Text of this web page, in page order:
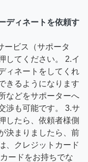
ディネートを依頼す
ービス（サポータ
してください。 2.イ
ィネートをしてくれ
きるようになります
などをサポーターへ
渉も可能です。 3.サ
したら、依頼者様側
決まりましたら、前
、クレジットカード
ードをお持ちでな